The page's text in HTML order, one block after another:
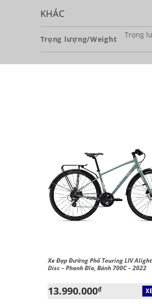
KHÁC
Trọng lượng/Weight
Trọng
Xe Đạp Đường Phố Touring LIV
Disc – Phanh Đĩa, Bánh 700C – 2022
13.990.000₫